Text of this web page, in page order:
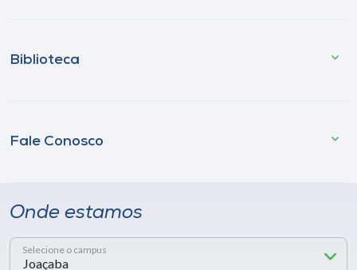
Biblioteca
Fale Conosco
Onde estamos
Selecione o campus